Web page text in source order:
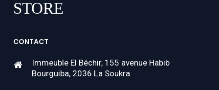
CONTACT
Immeuble El Béchir, 155 avenue Habib
Bourguiba, 2036 La Soukra